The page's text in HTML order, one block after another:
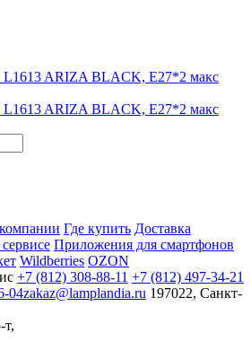
L1613 ARIZA BLACK, Е27*2 макс
L1613 ARIZA BLACK, Е27*2 макс
Где купить Доставка
Приложения для смартфонов
Wildberries OZON
+7 (812) 308-88-11 +7 (812) 497-34-21
04zakaz@lamplandia.ru 197022, Санкт-
т,